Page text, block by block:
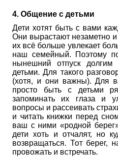
4. Общение с детьми
Дети хотят быть с вами
Они вырастают незаметно
их всё больше увлекает
наш семейный. Поэтому
нынешний отпуск долгим
детьми. Для такого
(хотя, и они важны). Для
просто быть с детьми
запоминать их глаза и
вопросы и рассеивать
и читать книжки перед
ваш с ними «родной
дети хоть и отчалят, но
возвращаться. Тот берег,
провожать и встречать.